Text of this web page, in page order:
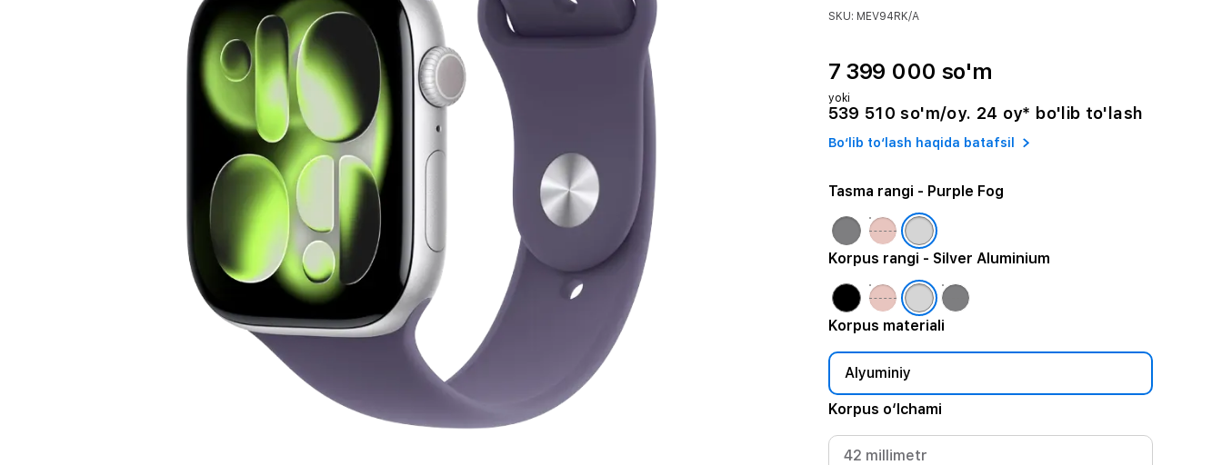
SKU: MEV94RK/A
7 399 000 so'm
yoki
539 510 so'm/oy. 24 oy* bo'lib to'lash
Bo‘lib to‘lash haqida batafsil
Korpus materiali
Alyuminiy
Korpus o‘lchami
42 millimetr
Tasma rangi - Purple Fog
Korpus rangi - Silver Aluminium